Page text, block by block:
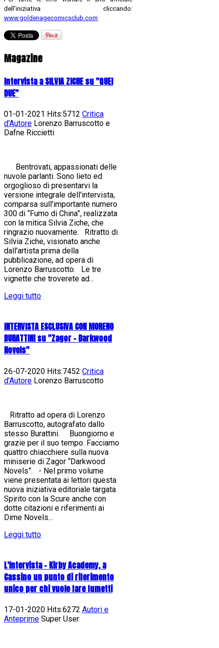
dell'iniziativa cliccando:
www.goldenagecomicsclub.com
Magazine
Intervista a SILVIA ZICHE su "QUEI
DUE"
01-01-2021 Hits:5712 Critica
d'Autore Lorenzo Barruscotto e
Dafne Riccietti
Bentrovati, appassionati delle
nuvole parlanti. Sono lieto ed
orgoglioso di presentarvi la
versione integrale dell'intervista,
comparsa sull'importante numero
300 di “Fumo di China”, realizzata
con la mitica Silvia Ziche, che
ringrazio nuovamente. Ritratto di
Silvia Ziche, visionato anche
dall'artista prima della
pubblicazione, ad opera di
Lorenzo Barruscotto. Le tre
vignette che troverete ad...
Leggi tutto
INTERVISTA ESCLUSIVA CON MORENO
BURATTINI su "Zagor - Darkwood
Novels"
26-07-2020 Hits:7452 Critica
d'Autore Lorenzo Barruscotto
Ritratto ad opera di Lorenzo
Barruscotto, autografato dallo
stesso Burattini. Buongiorno e
grazie per il suo tempo. Facciamo
quattro chiacchiere sulla nuova
miniserie di Zagor “Darkwood
Novels”. - Nel primo volume
viene presentata ai lettori questa
nuova iniziativa editoriale targata
Spirito con la Scure anche con
dotte citazioni e riferimenti ai
Dime Novels...
Leggi tutto
L'Intervista - Kirby Academy, a
Cassino un punto di riferimento
unico per chi vuole fare fumetti
17-01-2020 Hits:6272 Autori e
Anteprime Super User